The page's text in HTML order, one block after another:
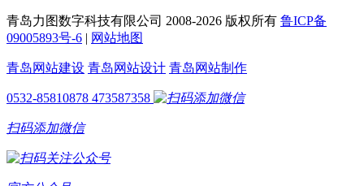
青岛力图数字科技有限公司 2008-2026 版权所有 鲁ICP备
09005893号-6 | 网站地图
青岛网站建设 青岛网站设计 青岛网站制作
0532-85810878 473587358
扫码添加微信